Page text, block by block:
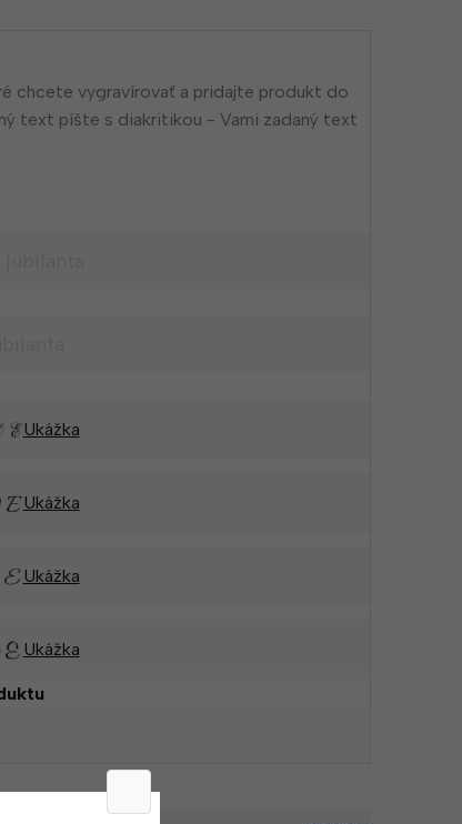
chcete vygravírovať a pridajte produkt do
text píšte s diakritikou - Vami zadaný text
Ukážka
Ukážka
Ukážka
Ukážka